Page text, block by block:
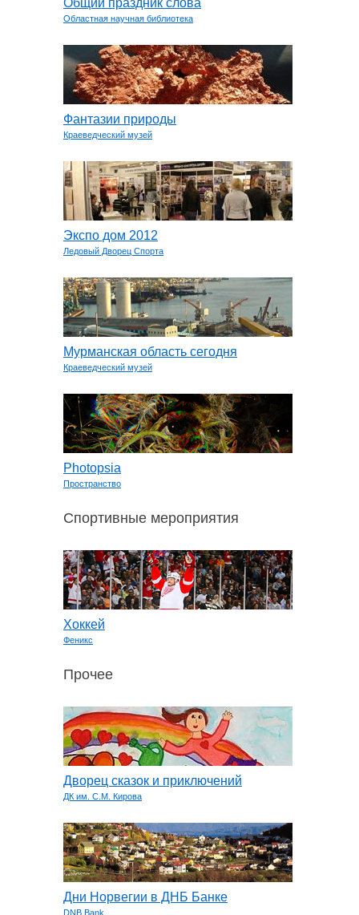
Общий праздник слова
Областная научная библиотека
Фантазии природы
Краеведческий музей
Экспо дом 2012
Ледовый Дворец Спорта
Мурманская область сегодня
Краеведческий музей
Photopsia
Пространство
Спортивные мероприятия
Хоккей
Феникс
Прочее
Дворец сказок и приключений
ДК им. С.М. Кирова
Дни Норвегии в ДНБ Банке
DNB Bank